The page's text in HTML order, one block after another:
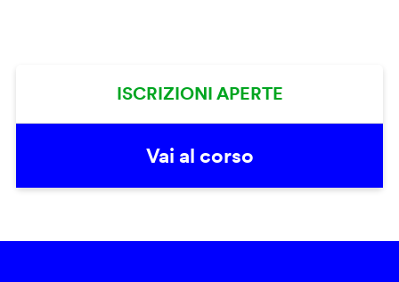
ISCRIZIONI APERTE
Vai al corso